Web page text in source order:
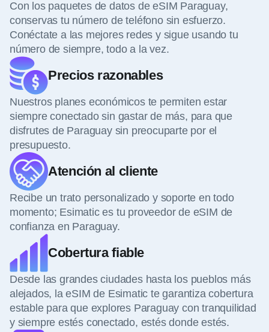
Con los paquetes de datos de eSIM Paraguay,
conservas tu número de teléfono sin esfuerzo.
Conéctate a las mejores redes y sigue usando tu
número de siempre, todo a la vez.
Precios razonables
Nuestros planes económicos te permiten estar
siempre conectado sin gastar de más, para que
disfrutes de Paraguay sin preocuparte por el
presupuesto.
Atención al cliente
Recibe un trato personalizado y soporte en todo
momento; Esimatic es tu proveedor de eSIM de
confianza en Paraguay.
Cobertura fiable
Desde las grandes ciudades hasta los pueblos más
alejados, la eSIM de Esimatic te garantiza cobertura
estable para que explores Paraguay con tranquilidad
y siempre estés conectado, estés donde estés.